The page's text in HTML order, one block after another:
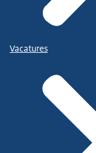
Vacatures